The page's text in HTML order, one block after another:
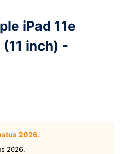
iPad 11e
inch) -
2026.
2026.